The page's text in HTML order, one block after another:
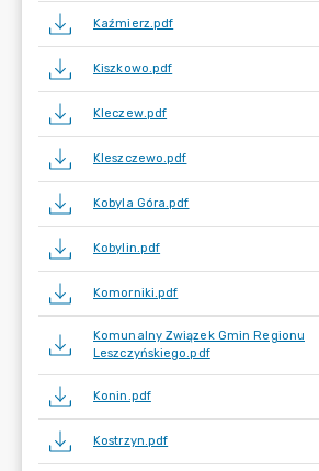
Kaźmierz.pdf
Kiszkowo.pdf
Kleczew.pdf
Kleszczewo.pdf
Kobyla Góra.pdf
Kobylin.pdf
Komorniki.pdf
Komunalny Związek Gmin Regionu
Leszczyńskiego.pdf
Konin.pdf
Kostrzyn.pdf